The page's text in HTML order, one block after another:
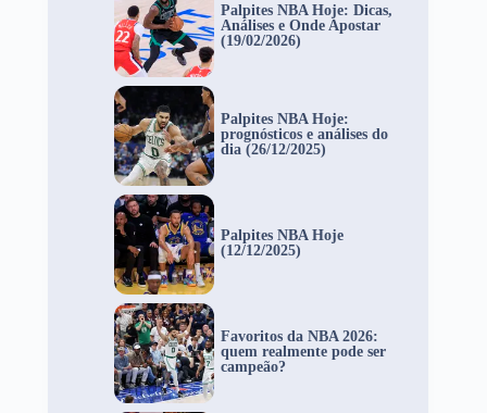
Palpites NBA Hoje: Dicas,
Análises e Onde Apostar
(19/02/2026)
Palpites NBA Hoje:
prognósticos e análises do
dia (26/12/2025)
Palpites NBA Hoje
(12/12/2025)
Favoritos da NBA 2026:
quem realmente pode ser
campeão?